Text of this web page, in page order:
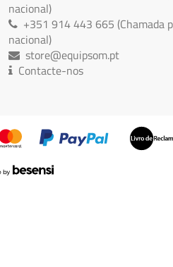
nacional)
+351 914 443 665 (Chamada
nacional)
store@equipsom.pt
Contacte-nos